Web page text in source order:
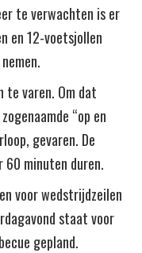
te verwachten is er
en 12-voetsjollen
te varen. Om dat
“op en
gevaren. De
60 minuten duren.
voor wedstrijdzeilen
staat voor
gepland.